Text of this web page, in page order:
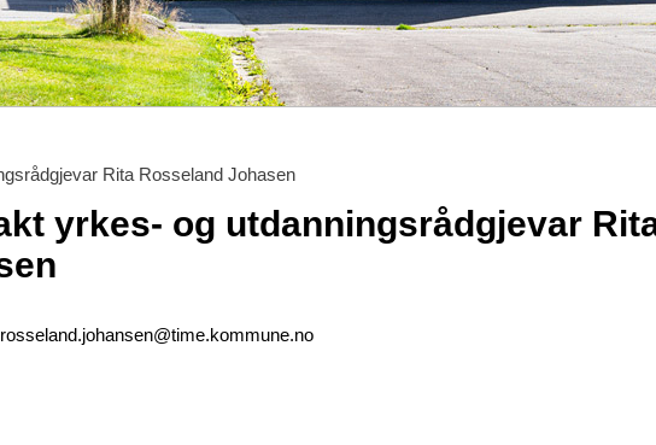
Rita Rosseland Johasen
yrkes- og utdanningsrådgjevar